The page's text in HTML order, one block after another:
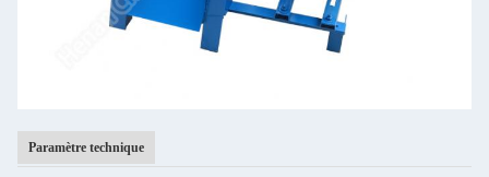
Paramètre technique